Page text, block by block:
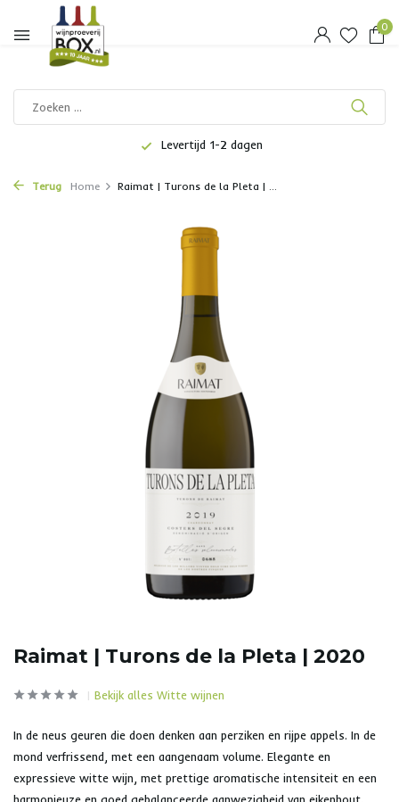
0
Levertijd 1-2 dagen
Terug Home Raimat | Turons de la Pleta | ...
Raimat | Turons de la Pleta | 2020
Bekijk alles Witte wijnen
In de neus geuren die doen denken aan perziken en rijpe appels. In de
mond verfrissend, met een aangenaam volume. Elegante en
expressieve witte wijn, met prettige aromatische intensiteit en een